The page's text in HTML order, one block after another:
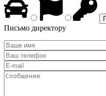
Письмо директору